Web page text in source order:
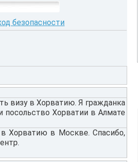
безопасности
визу в Хорватию. Я гражданка
посольство Хорватии в Алмате
Хорватию в Москве. Спасибо,